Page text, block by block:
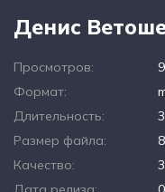
Денис
Просмотров:
Формат:
Длительность:
Размер файла:
Качество: